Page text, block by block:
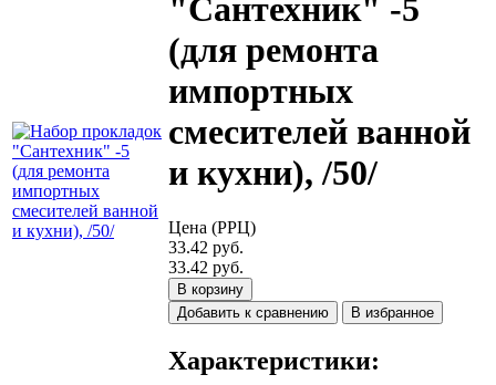
"Сантехник" -5
(для ремонта
импортных
смесителей ванной
и кухни), /50/
Цена (РРЦ)
33.42 руб.
33.42 руб.
В корзину
Добавить к сравнению
В избранное
Характеристики: